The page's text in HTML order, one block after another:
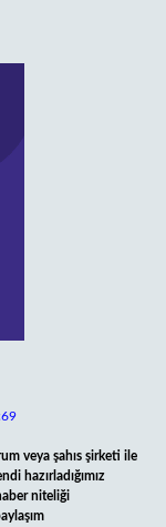
veya şahıs şirketi ile
hazırladığımız
niteliği